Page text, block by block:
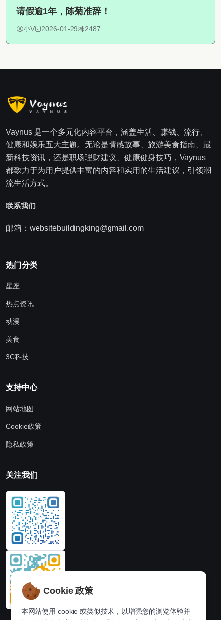
请假逾1年，陈菊准辞！
小V 2026-01-29 2487
Vaynus 是一个多元化内容平台，涵盖生活、赚钱、流行、
健康和娱乐五大主题。无论是情感故事、旅游美食指南、最
新科技资讯，还是职场理财建议、健康健身技巧，Vaynus
都致力于为用户提供丰富的内容和实用的生活建议，引领潮
流生活方式。
联系我们
邮箱：websitebuildingking@gmail.com
热门分类
星座
热点资讯
动漫
美食
3C科技
支持中心
网站地图
Cookie政策
隐私政策
关注我们
Cookie 政策
本网站使用 cookie 或类似技术，以增强您的浏览体验并